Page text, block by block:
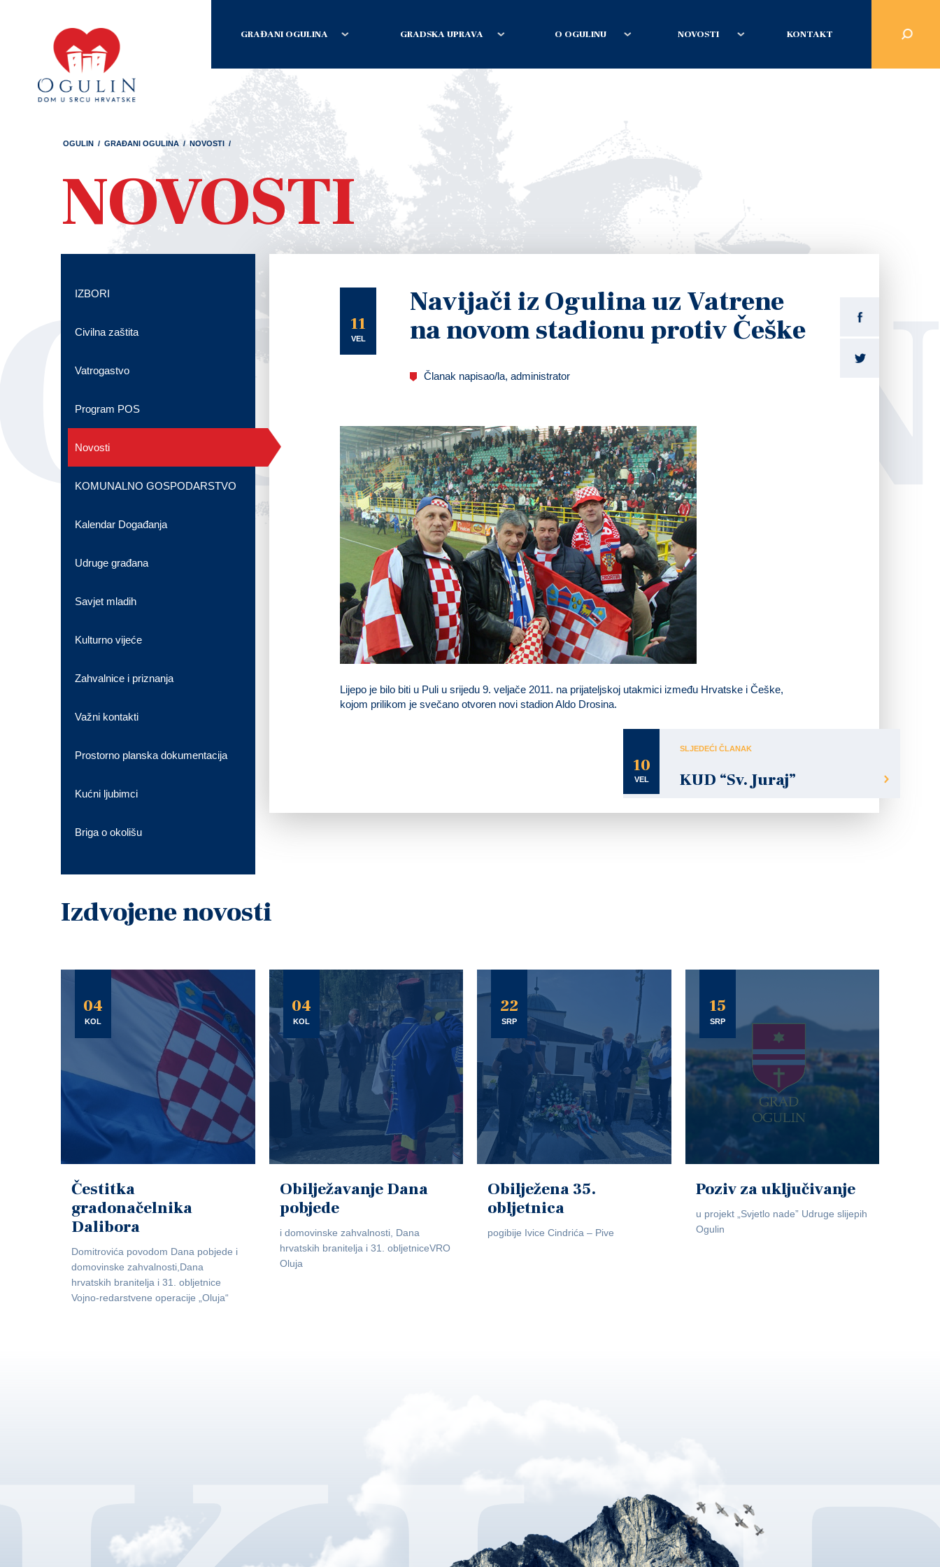
GRAĐANI OGULINA GRADSKA UPRAVA O OGULINU NOVOSTI KONTAKT
OGULIN / GRAĐANI OGULINA / NOVOSTI /
NOVOSTI
11
VEL
Navijači iz Ogulina uz Vatrene
na novom stadionu protiv Češke
Članak napisao/la, administrator
Lijepo je bilo biti u Puli u srijedu 9. veljače 2011. na prijateljskoj utakmici između Hrvatske i Češke,
kojom prilikom je svečano otvoren novi stadion Aldo Drosina.
10
VEL
SLJEDEĆI ČLANAK
KUD “Sv. Juraj”
IZBORI
Civilna zaštita
Vatrogastvo
Program POS
Novosti
KOMUNALNO GOSPODARSTVO
Kalendar Događanja
Udruge građana
Savjet mladih
Kulturno vijeće
Zahvalnice i priznanja
Važni kontakti
Prostorno planska dokumentacija
Kućni ljubimci
Briga o okolišu
Izdvojene novosti
04
KOL
Čestitka
gradonačelnika
Dalibora
Domitrovića povodom Dana pobjede i
domovinske zahvalnosti,Dana
hrvatskih branitelja i 31. obljetnice
Vojno-redarstvene operacije „Oluja“
04
KOL
Obilježavanje Dana
pobjede
i domovinske zahvalnosti, Dana
hrvatskih branitelja i 31. obljetniceVRO
Oluja
22
SRP
Obilježena 35.
obljetnica
pogibije Ivice Cindrića – Pive
15
SRP
Poziv za uključivanje
u projekt „Svjetlo nade” Udruge slijepih
Ogulin